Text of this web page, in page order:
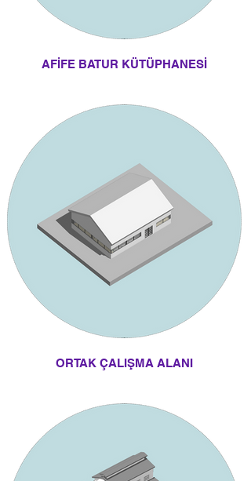
AFİFE BATUR KÜTÜPHANESİ
ORTAK ÇALIŞMA ALANI